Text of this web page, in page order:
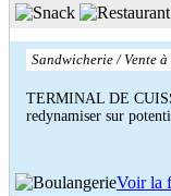
Sandwicherie / Vente
TERMINAL DE
redynamiser sur
Voir la